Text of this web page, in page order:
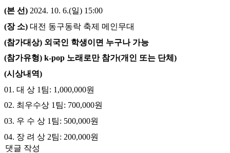
(본 선) 2024. 10. 6.(일) 15:00
(장 소) 대전 동구동락 축제 메인무대
(참가대상) 외국인 학생이면 누구나 가능
(참가유형) k-pop 노래로만 참가(개인 또는 단체 )
(시상내역)
01. 대 상 1 팀: 1,000,000원
02. 최우수상 1팀: 700,000원
03. 우 수 상 1 팀: 500,000원
04. 장 려 상 2팀: 200,000원
댓글 작성